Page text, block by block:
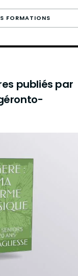
FORMATIONS
publiés par
géronto-